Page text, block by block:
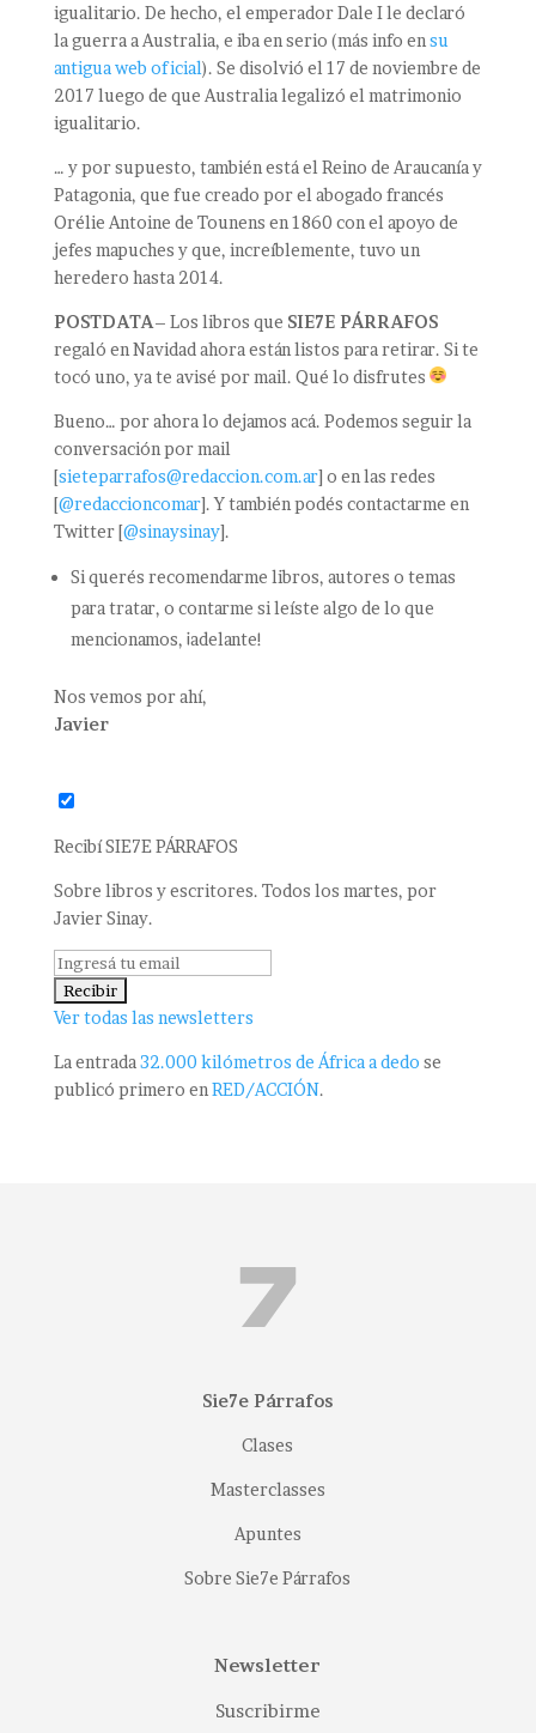
igualitario. De hecho, el emperador Dale I le declaró
la guerra a Australia, e iba en serio (más info en su
antigua web oficial). Se disolvió el 17 de noviembre de
2017 luego de que Australia legalizó el matrimonio
igualitario.
… y por supuesto, también está el Reino de Araucanía y
Patagonia, que fue creado por el abogado francés
Orélie Antoine de Tounens en 1860 con el apoyo de
jefes mapuches y que, increíblemente, tuvo un
heredero hasta 2014.
POSTDATA– Los libros que SIE7E PÁRRAFOS
regaló en Navidad ahora están listos para retirar. Si te
tocó uno, ya te avisé por mail. Qué lo disfrutes
Bueno… por ahora lo dejamos acá. Podemos seguir la
conversación por mail
[sieteparrafos@redaccion.com.ar] o en las redes
[@redaccioncomar]. Y también podés contactarme en
Twitter [@sinaysinay].
Si querés recomendarme libros, autores o temas
para tratar, o contarme si leíste algo de lo que
mencionamos, ¡adelante!
Nos vemos por ahí,
Javier
Recibí SIE7E PÁRRAFOS
Sobre libros y escritores. Todos los martes, por
Javier Sinay.
Ver todas las newsletters
La entrada 32.000 kilómetros de África a dedo se
publicó primero en RED/ACCIÓN.
Sie7e Párrafos
Clases
Masterclasses
Apuntes
Sobre Sie7e Párrafos
Newsletter
Suscribirme